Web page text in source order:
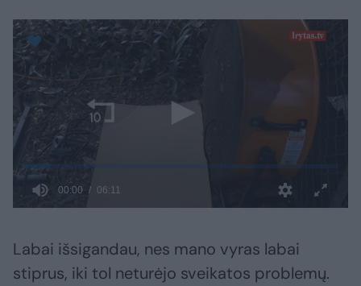
Labai išsigandau, nes mano vyras labai
stiprus, iki tol neturėjo sveikatos problemų.